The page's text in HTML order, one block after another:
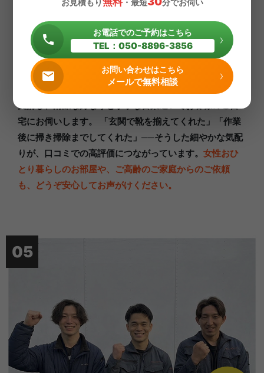
にも紹介したい」と言われる
人柄重視のスタッフ陣
サニークリーン宮城では、技術力だけでなく人間性を重
視してスタッフを採用しています。全員がマナー研修を
受講し、清潔な身なりと丁寧な言葉遣いでお客様のご自
宅にお伺いします。 「玄関で靴を揃えてくれた」「作業
後に掃き掃除までしてくれた」──そうした細やかな気配
りが、口コミでの高評価につながっています。 女性おひ
とり暮らしのお部屋や、ご高齢のご家庭からのご依頼
も、どうぞ安心してお声がけください。
05
お電話でのご予約はこちら
TEL：050-8896-3856 ›
お問い合わせはこちら
メールで無料相談 ›